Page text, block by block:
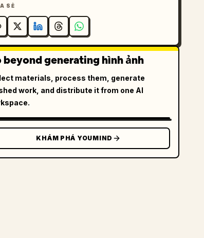
SẺ
beyond generating hình ảnh
materials, process them, generate
work, and distribute it from one AI
KHÁM PHÁ YOUMIND